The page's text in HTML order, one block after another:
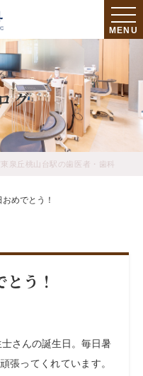
MENU
グ
泉丘桃山台駅の歯医者・歯科
めでとう！
う！
さんの誕生日。毎日暑
張ってくれています。